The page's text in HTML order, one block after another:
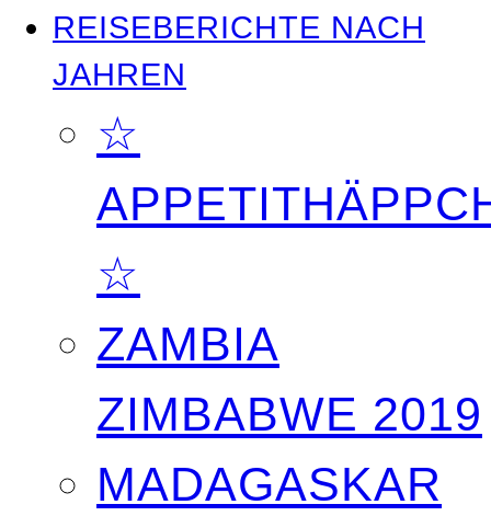
REISEBERICHTE NACH
JAHREN
☆
☆
ZAMBIA
ZIMBABWE 2019
MADAGASKAR